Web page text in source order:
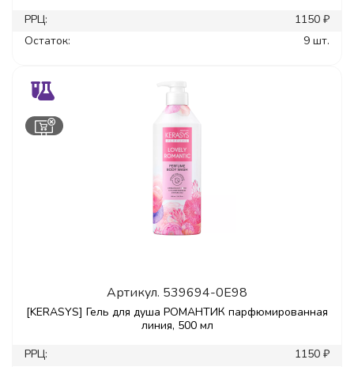
РРЦ:
1150 ₽
Остаток:
9 шт.
Артикул. 539694-0E98
[KERASYS] Гель для душа РОМАНТИК парфюмированная
линия, 500 мл
РРЦ:
1150 ₽